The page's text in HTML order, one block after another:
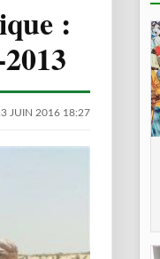
:
JUIN 2016 18:27